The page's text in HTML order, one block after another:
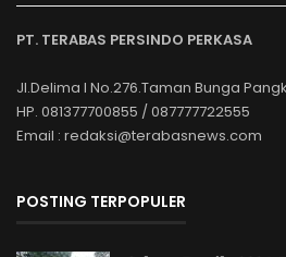
PT. TERABAS PERSINDO PERKASA
Jl.Delima I No.276.Taman Bunga
HP. 081377700855 / 087777722555
Email : redaksi@terabasnews.com
POSTING TERPOPULER